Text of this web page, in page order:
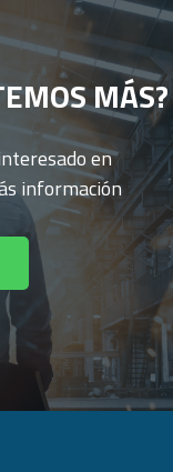
MÁS?
en
información